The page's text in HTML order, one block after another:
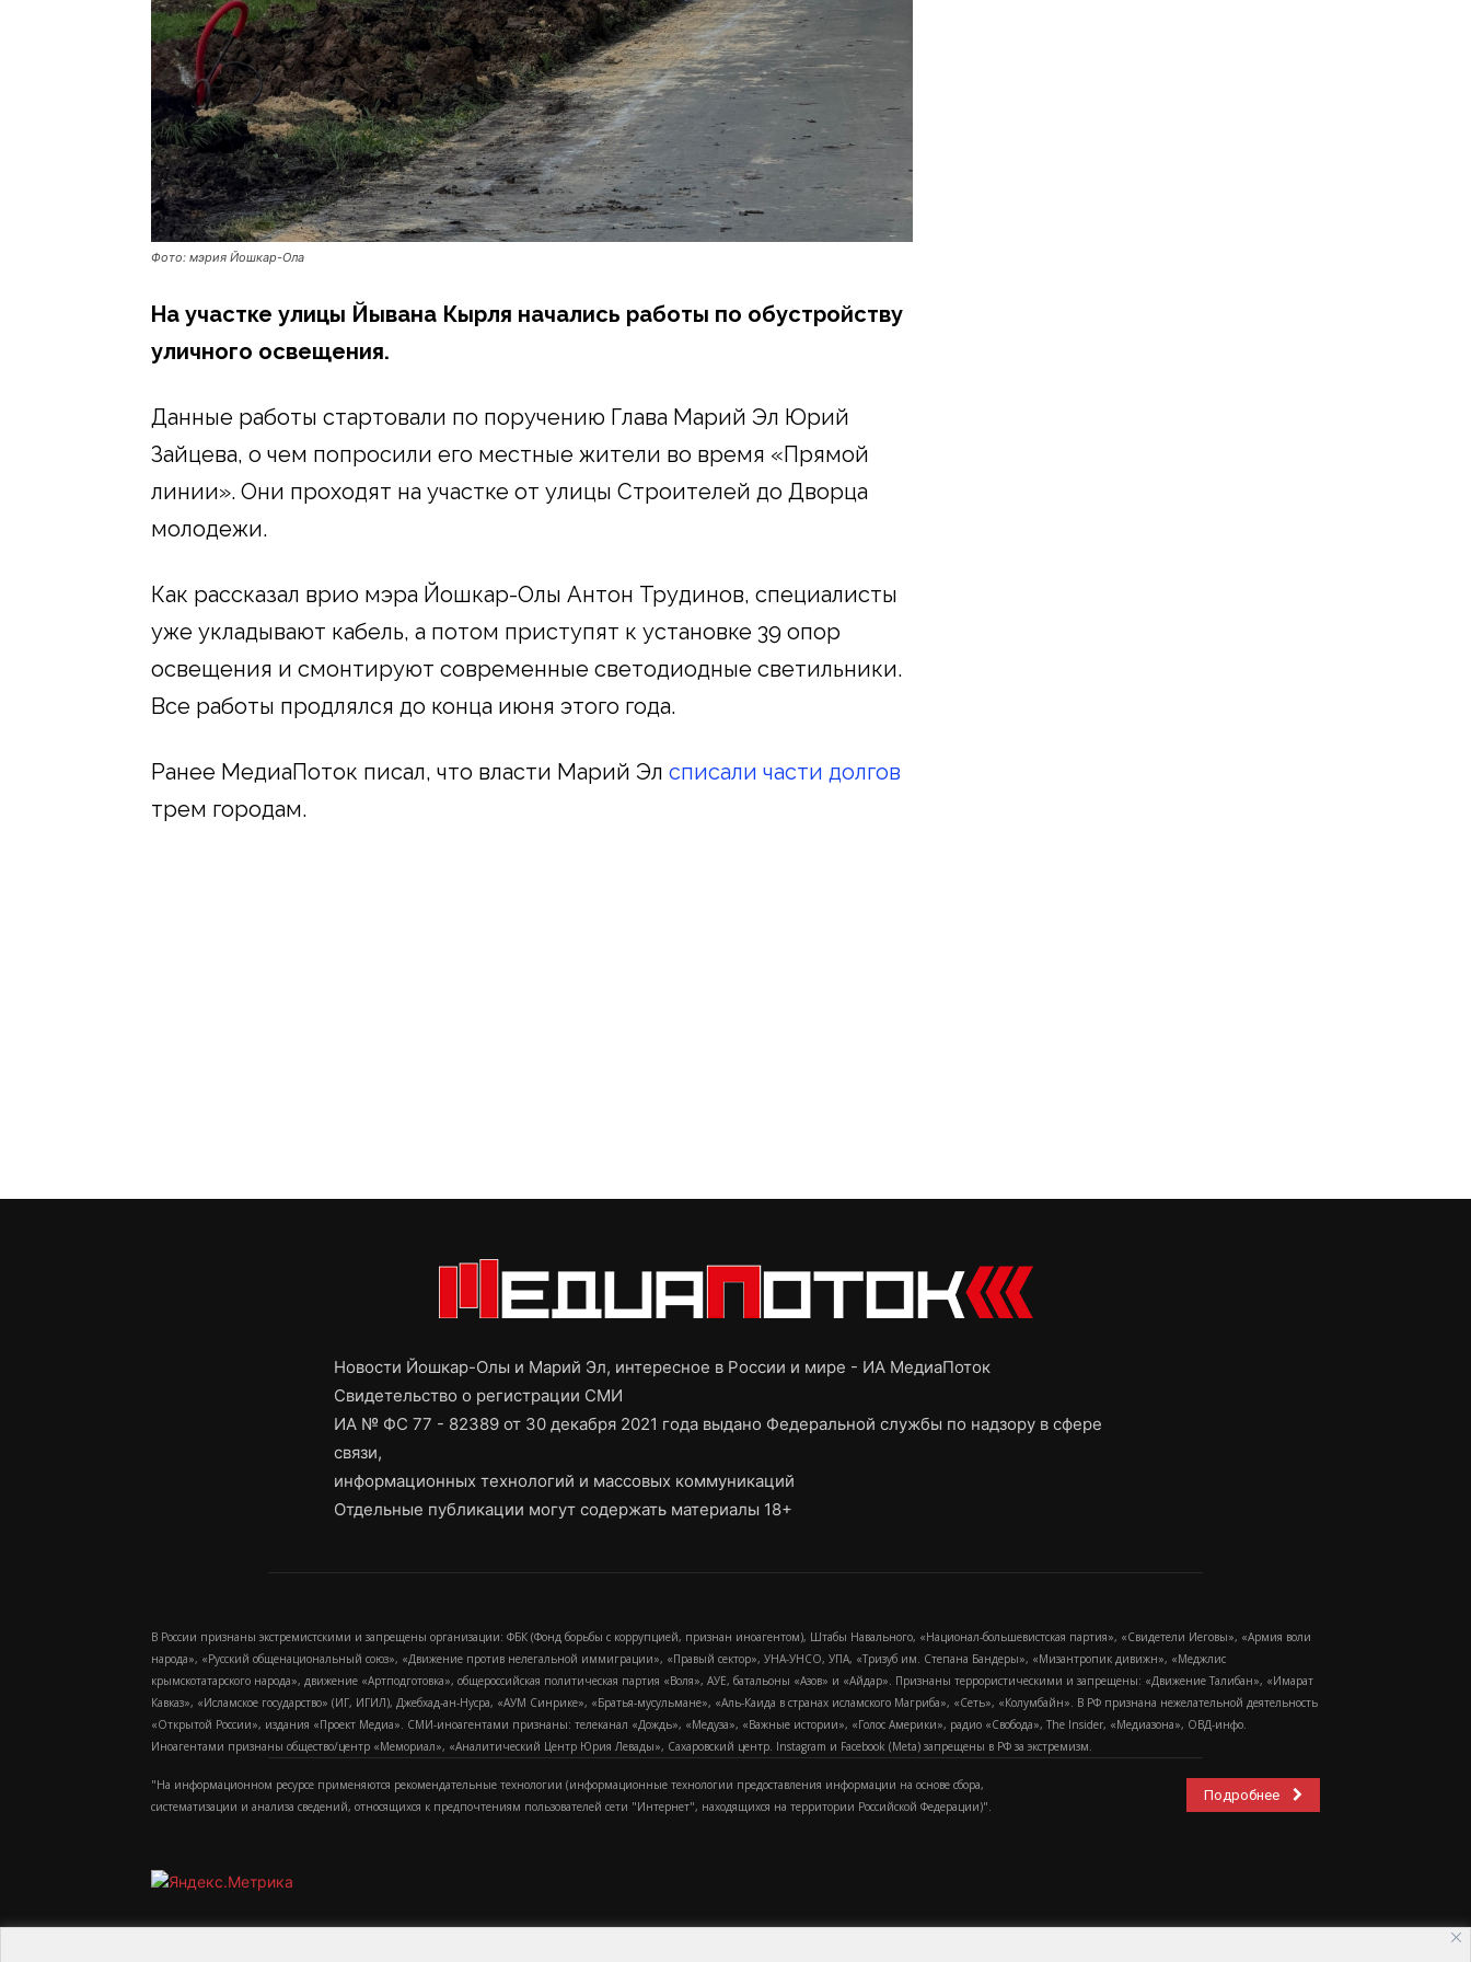
Фото: мэрия Йошкар-Ола
На участке улицы Йывана Кырля начались работы по обустройству
уличного освещения.
Данные работы стартовали по поручению Глава Марий Эл Юрий
Зайцева, о чем попросили его местные жители во время «Прямой
линии». Они проходят на участке от улицы Строителей до Дворца
молодежи.
Как рассказал врио мэра Йошкар-Олы Антон Трудинов, специалисты
уже укладывают кабель, а потом приступят к установке 39 опор
освещения и смонтируют современные светодиодные светильники.
Все работы продлялся до конца июня этого года.
Ранее МедиаПоток писал, что власти Марий Эл списали части долгов
трем городам.
Новости Йошкар-Олы и Марий Эл, интересное в России и мире - ИА МедиаПоток
Свидетельство о регистрации СМИ
ИА № ФС 77 - 82389 от 30 декабря 2021 года выдано Федеральной службы по надзору в сфере
связи,
информационных технологий и массовых коммуникаций
Отдельные публикации могут содержать материалы 18+
В России признаны экстремистскими и запрещены организации: ФБК (Фонд борьбы с коррупцией, признан иноагентом), Штабы Навального, «Национал-большевистская партия», «Свидетели Иеговы», «Армия воли
народа», «Русский общенациональный союз», «Движение против нелегальной иммиграции», «Правый сектор», УНА-УНСО, УПА, «Тризуб им. Степана Бандеры», «Мизантропик дивижн», «Меджлис
крымскотатарского народа», движение «Артподготовка», общероссийская политическая партия «Воля», АУЕ, батальоны «Азов» и «Айдар». Признаны террористическими и запрещены: «Движение Талибан», «Имарат
Кавказ», «Исламское государство» (ИГ, ИГИЛ), Джебхад-ан-Нусра, «АУМ Синрике», «Братья-мусульмане», «Аль-Каида в странах исламского Магриба», «Сеть», «Колумбайн». В РФ признана нежелательной деятельность
«Открытой России», издания «Проект Медиа». СМИ-иноагентами признаны: телеканал «Дождь», «Медуза», «Важные истории», «Голос Америки», радио «Свобода», The Insider, «Медиазона», ОВД-инфо.
Иноагентами признаны общество/центр «Мемориал», «Аналитический Центр Юрия Левады», Сахаровский центр. Instagram и Facebook (Metа) запрещены в РФ за экстремизм.
"На информационном ресурсе применяются рекомендательные технологии (информационные технологии предоставления информации на основе сбора,
систематизации и анализа сведений, относящихся к предпочтениям пользователей сети "Интернет", находящихся на территории Российской Федерации)".
Подробнее